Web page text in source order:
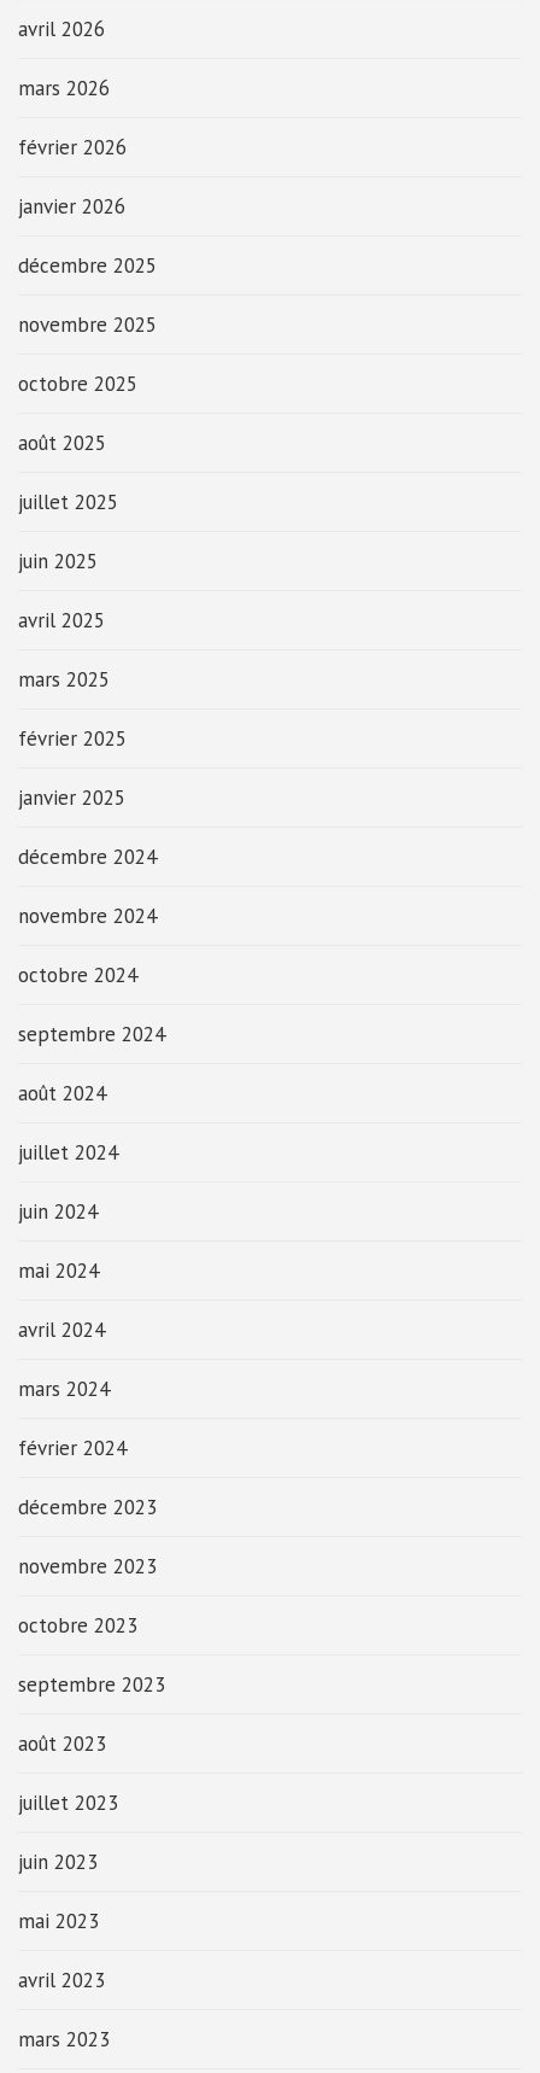
avril 2026
mars 2026
février 2026
janvier 2026
décembre 2025
novembre 2025
octobre 2025
août 2025
juillet 2025
juin 2025
avril 2025
mars 2025
février 2025
janvier 2025
décembre 2024
novembre 2024
octobre 2024
septembre 2024
août 2024
juillet 2024
juin 2024
mai 2024
avril 2024
mars 2024
février 2024
décembre 2023
novembre 2023
octobre 2023
septembre 2023
août 2023
juillet 2023
juin 2023
mai 2023
avril 2023
mars 2023